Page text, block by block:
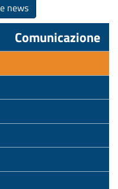
Comunicazione